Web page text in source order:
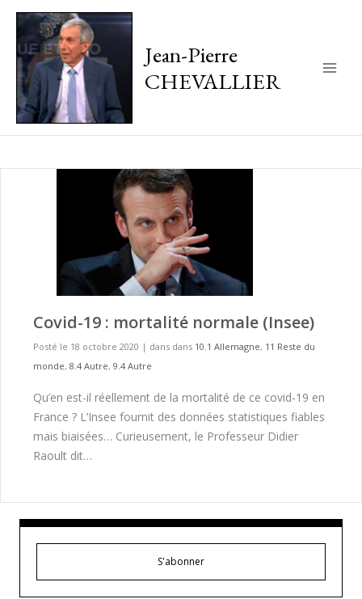
Jean-Pierre
CHEVALLIER
Covid-19 : mortalité normale (Insee)
Posté le 18 octobre 2020 | dans dans 10.1 Allemagne, 11 Reste du
monde, 8.4 Autre, 9.4 Autre
Qu’en est-il réellement de la mortalité de ce covid-19 en
France ? L’Insee fournit des données statistiques fiables
mais biaisées… Curieusement, le Professeur Didier
Raoult dit…
S'abonner